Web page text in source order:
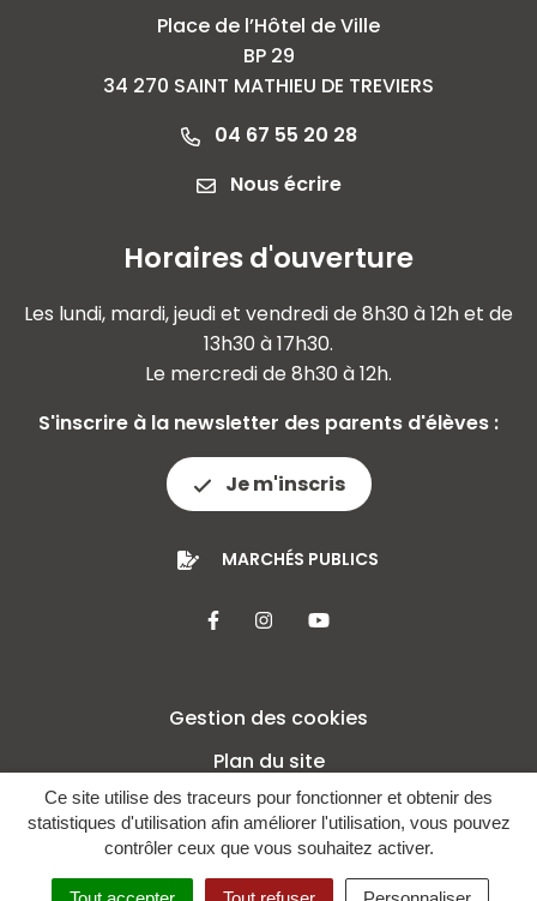
Ce site utilise des traceurs pour fonctionner et obtenir des
statistiques d'utilisation afin améliorer l'utilisation, vous pouvez
contrôler ceux que vous souhaitez activer.
Place de l’Hôtel de Ville
BP 29
34 270 SAINT MATHIEU DE TREVIERS
04 67 55 20 28
Nous écrire
Horaires d'ouverture
Les lundi, mardi, jeudi et vendredi de 8h30 à 12h et de
13h30 à 17h30.
Le mercredi de 8h30 à 12h.
S'inscrire à la newsletter des parents d'élèves :
Je m'inscris
MARCHÉS PUBLICS
Lien vers le compte Facebook
Lien vers le compte
Lien vers la chaîne
Gestion des cookies
Plan du site
Mentions légales
Crédits
Politique de confidentialité